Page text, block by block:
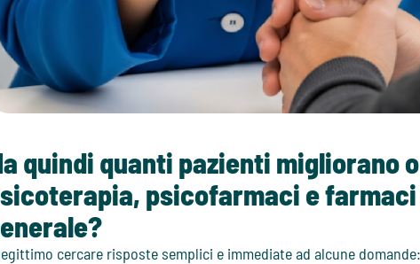
quindi quanti pazienti migliorano
psicofarmaci e
cercare risposte semplici e immediate ad alcune